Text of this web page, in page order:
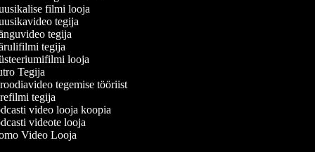
filmi looja
tegija
tegija
tegija
looja
Tegija
tegemise tööriist
tegija
video looja koopia
videote looja
Video Looja